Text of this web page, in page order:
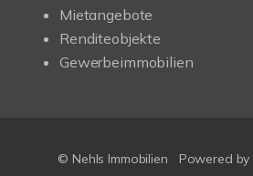
Mietangebote
Renditeobjekte
Gewerbeimmobilien
© Nehls Immobilien Powered by
4,91 / 5,00